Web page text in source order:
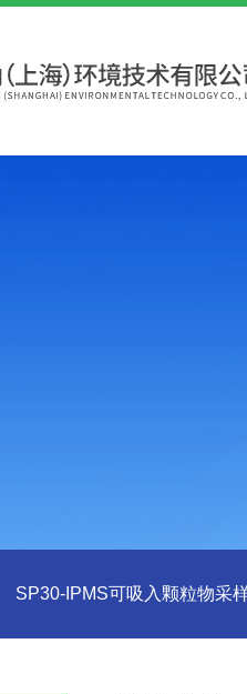
SP30-IPMS可吸入颗粒物采